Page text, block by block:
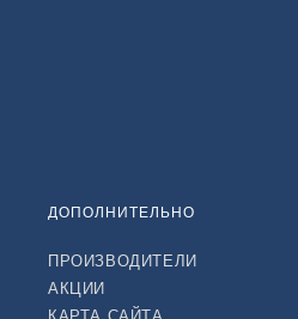
ДОПОЛНИТЕЛЬНО
ПРОИЗВОДИТЕЛИ
АКЦИИ